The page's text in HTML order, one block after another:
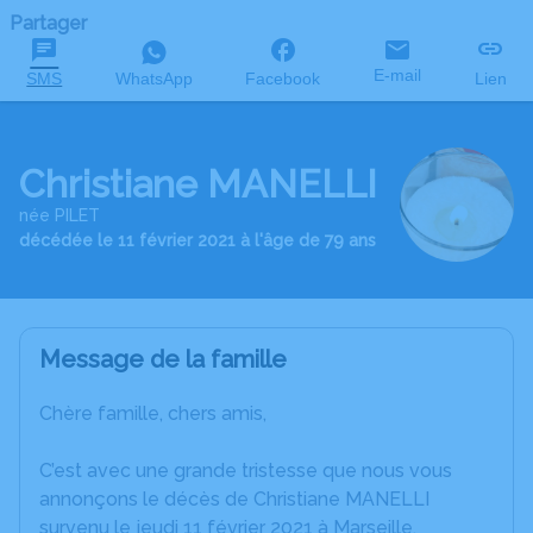
Partager
SMS WhatsApp Facebook E-mail Lien
Christiane MANELLI
née PILET
décédée le 11 février 2021 à l'âge de 79 ans
Message de la famille
Chère famille, chers amis,
C’est avec une grande tristesse que nous vous
annonçons le décès de Christiane MANELLI
survenu le jeudi 11 février 2021 à Marseille.